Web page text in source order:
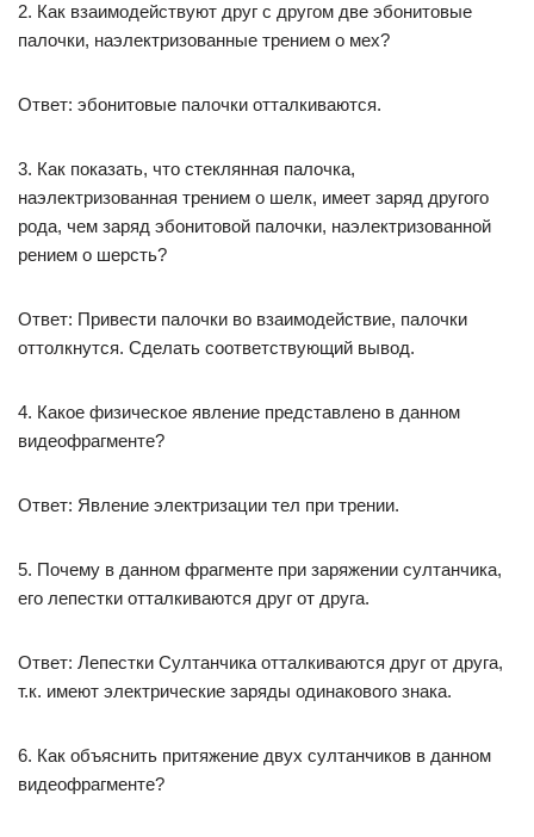
2. Как взаимодействуют друг с другом две эбонитовые
палочки, наэлектризованные трением о мех?
Ответ: эбонитовые палочки отталкиваются.
3. Как показать, что стеклянная палочка,
наэлектризованная трением о шелк, имеет заряд другого
рода, чем заряд эбонитовой палочки, наэлектризованной
рением о шерсть?
Ответ: Привести палочки во взаимодействие, палочки
оттолкнутся. Сделать соответствующий вывод.
4. Какое физическое явление представлено в данном
видеофрагменте?
Ответ: Явление электризации тел при трении.
5. Почему в данном фрагменте при заряжении султанчика,
его лепестки отталкиваются друг от друга.
Ответ: Лепестки Султанчика отталкиваются друг от друга,
т.к. имеют электрические заряды одинакового знака.
6. Как объяснить притяжение двух султанчиков в данном
видеофрагменте?